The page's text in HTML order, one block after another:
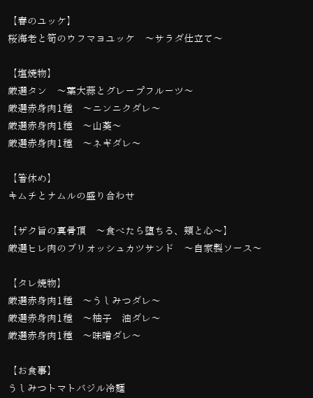
【春のユッケ】
桜海老と筍のウフマヨユッケ 〜サラダ仕立て〜
【塩焼物】
厳選タン 〜葉大蒜とグレープフルーツ〜
厳選赤身肉1種 〜ニンニクダレ〜
厳選赤身肉1種 〜山葵〜
厳選赤身肉1種 〜ネギダレ〜
【箸休め】
キムチとナムルの盛り合わせ
【ザク旨の真骨頂 〜食べたら堕ちる、頬と心〜】
厳選ヒレ肉のブリオッシュカツサンド 〜自家製ソース〜
【タレ焼物】
厳選赤身肉1種 〜うしみつダレ〜
厳選赤身肉1種 〜柚子醬油ダレ〜
厳選赤身肉1種 〜味噌ダレ〜
【お食事】
うしみつトマトバジル冷麺